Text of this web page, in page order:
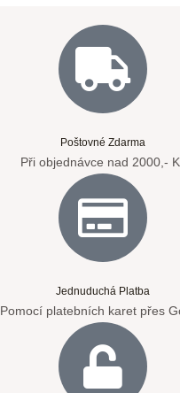
Poštovné Zdarma
Při objednávce nad 2000,-
Jednuduchá Platba
Pomocí platebních karet přes